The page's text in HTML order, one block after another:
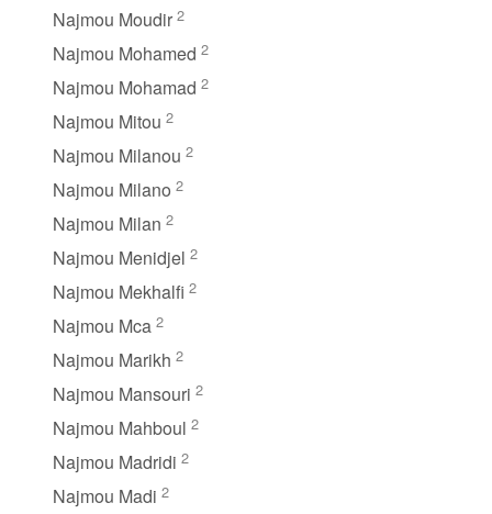
Najmou Moudir 2
Najmou Mohamed 2
Najmou Mohamad 2
Najmou Mitou 2
Najmou Milanou 2
Najmou Milano 2
Najmou Milan 2
Najmou Menidjel 2
Najmou Mekhalfi 2
Najmou Mca 2
Najmou Marikh 2
Najmou Mansouri 2
Najmou Mahboul 2
Najmou Madridi 2
Najmou Madi 2